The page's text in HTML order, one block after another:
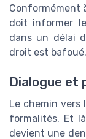
Conformément
doit informer
dans un délai
droit est
Dialogue et
Le chemin vers
formalités. Et
devient une